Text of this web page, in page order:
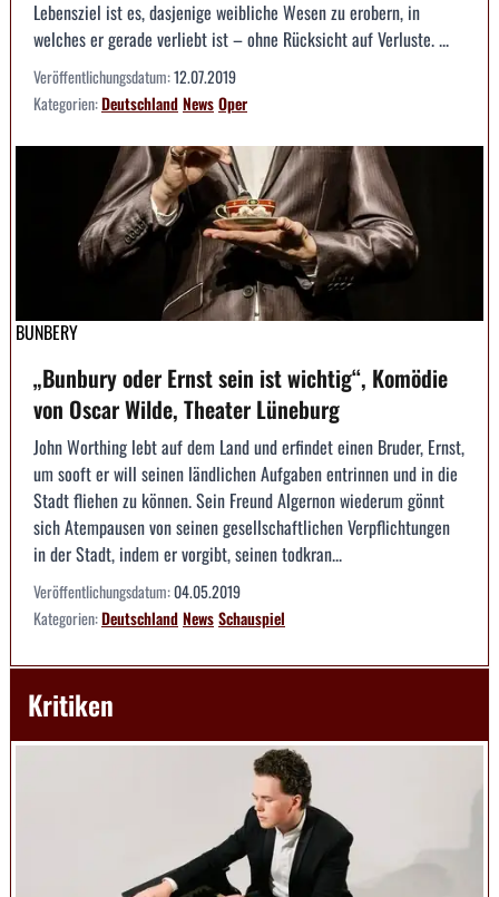
Lebensziel ist es, dasjenige weibliche Wesen zu erobern, in
welches er gerade verliebt ist – ohne Rücksicht auf Verluste. ...
Veröffentlichungsdatum:12.07.2019
Kategorien:DeutschlandNewsOper
BUNBERY
„Bunbury oder Ernst sein ist wichtig“, Komödie
von Oscar Wilde, Theater Lüneburg
John Worthing lebt auf dem Land und erfindet einen Bruder, Ernst,
um sooft er will seinen ländlichen Aufgaben entrinnen und in die
Stadt fliehen zu können. Sein Freund Algernon wiederum gönnt
sich Atempausen von seinen gesellschaftlichen Verpflichtungen
in der Stadt, indem er vorgibt, seinen todkran...
Veröffentlichungsdatum:04.05.2019
Kategorien:DeutschlandNewsSchauspiel
Kritiken